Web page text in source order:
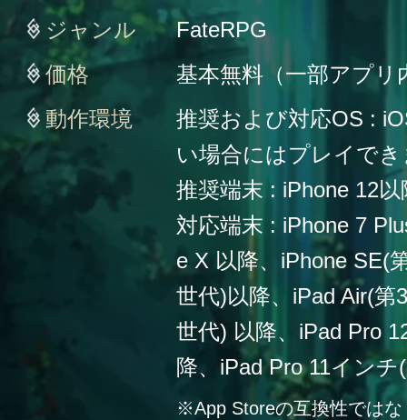
ジャンル
FateRPG
価格
基本無料（一部アプリ
動作環境
推奨および対応OS :
い場合にはプレイで
推奨端末 : iPhone 12以
対応端末 : iPhone 7
e X 以降、iPhone SE(
世代)以降、iPad Air(第
世代) 以降、iPad Pro
降、iPad Pro 11イン
※App Storeの互換性では